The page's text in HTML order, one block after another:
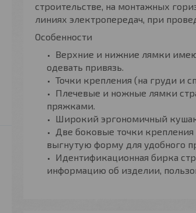
строительстве, на монтажных
линиях электропередач, при
Особенности
Верхние и нижние лямки
одевать привязь.
Точки крепления (на груди и
Плечевые и ножные лямки
пряжками.
Широкий эргономичный
Две боковые точки
выгнутую форму для удобного
Идентификационная бирка
информацию об изделии,